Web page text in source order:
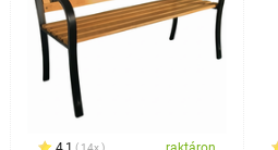
14x